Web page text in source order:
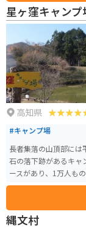
星ヶ窪キャンプ
高知県
#キャンプ場
長者集落の山頂部に
石の落下跡があるキャ
ースがあり、1万人も
プ場では、満天の星を
「きぼう」で8か月間
縄文村